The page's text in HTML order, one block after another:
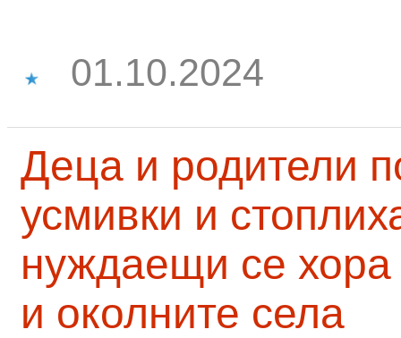
01.10.2024
Деца и родители
усмивки и
нуждаещи се
и околните села